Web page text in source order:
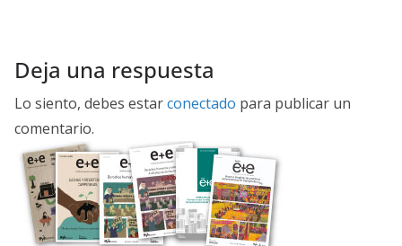
Deja una respuesta
Lo siento, debes estarconectado para publicar un
comentario.